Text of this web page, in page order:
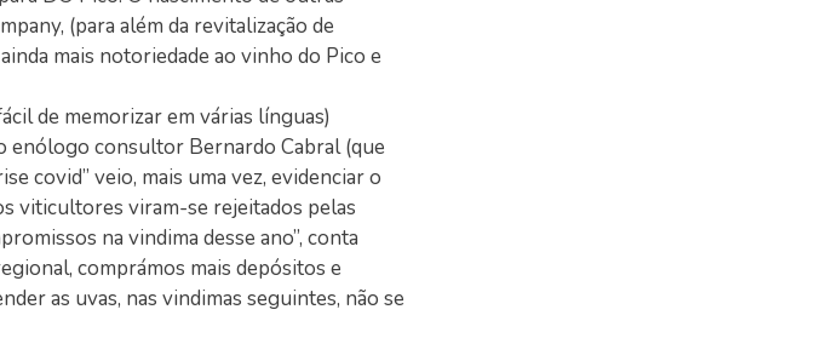
(para além da revitalização de
mais notoriedade ao vinho do Pico e
de memorizar em várias línguas)
enólogo consultor Bernardo Cabral (que
covid” veio, mais uma vez, evidenciar o
viticultores viram-se rejeitados pelas
na vindima desse ano”, conta
comprámos mais depósitos e
as uvas, nas vindimas seguintes, não se